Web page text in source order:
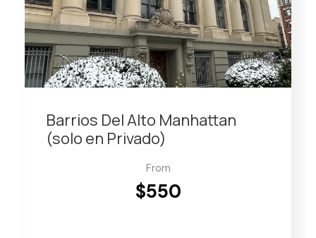
Barrios Del Alto Manhattan
(solo en Privado)
From
$550